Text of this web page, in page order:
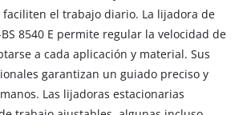
el trabajo diario. La lijadora de
8540 E permite regular la velocidad de
a cada aplicación y material. Sus
garantizan un guiado preciso y
Las lijadoras estacionarias